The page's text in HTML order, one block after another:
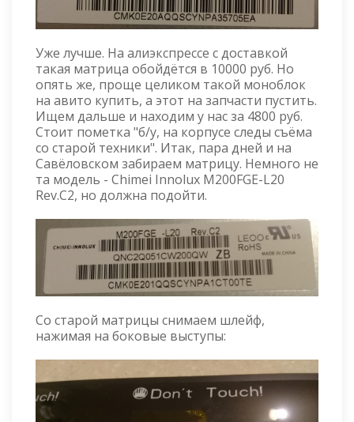
Уже лучше. На алиэкспрессе с доставкой
такая матрица обойдётся в 10000 руб. Но
опять же, проще целиком такой моноблок
на авито купить, а этот на запчасти пустить.
Ищем дальше и находим у нас за 4800 руб.
Стоит пометка "б/у, на корпусе следы съёма
со старой техники". Итак, пара дней и на
Савёловском забираем матрицу. Немного не
та модель - Chimei Innolux M200FGE-L20
Rev.C2, но должна подойти.
Со старой матрицы снимаем шлейф,
нажимая на боковые выступы: